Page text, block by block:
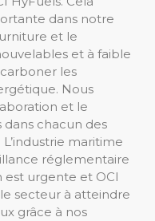
dans notre
et le
et à faible
les
Nous
et le
chacun des
maritime
réglementaire
est urgente et OCI
secteur à atteindre
grâce à nos